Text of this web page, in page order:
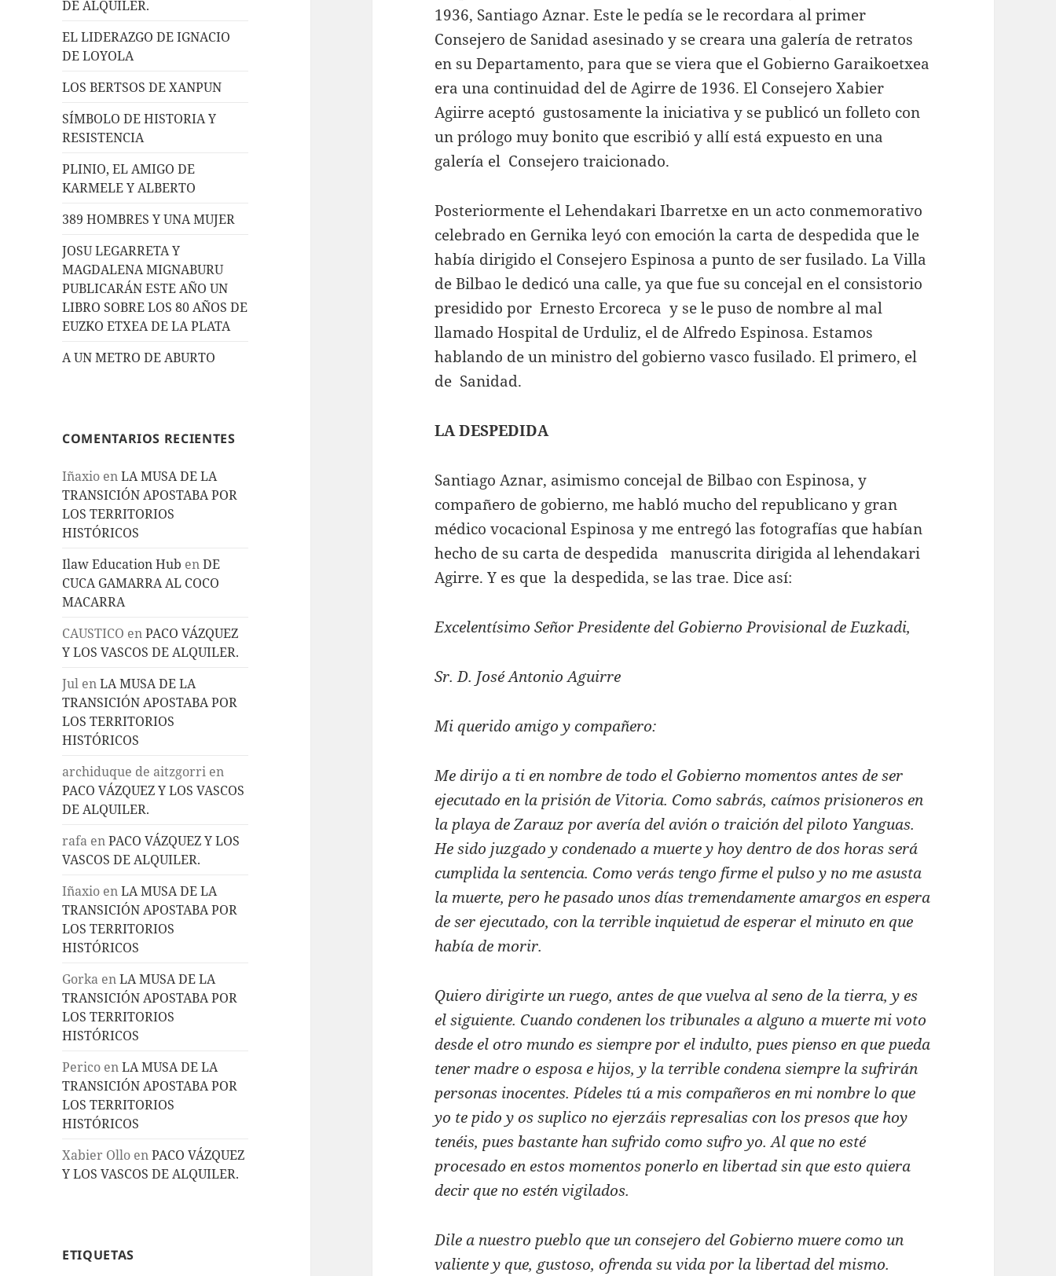
DE ALQUILER.
EL LIDERAZGO DE IGNACIO
DE LOYOLA
LOS BERTSOS DE XANPUN
SÍMBOLO DE HISTORIA Y
RESISTENCIA
PLINIO, EL AMIGO DE
KARMELE Y ALBERTO
389 HOMBRES Y UNA MUJER
JOSU LEGARRETA Y
MAGDALENA MIGNABURU
PUBLICARÁN ESTE AÑO UN
LIBRO SOBRE LOS 80 AÑOS DE
EUZKO ETXEA DE LA PLATA
A UN METRO DE ABURTO
COMENTARIOS RECIENTES
Iñaxio enLA MUSA DE LA
TRANSICIÓN APOSTABA POR
LOS TERRITORIOS
HISTÓRICOS
Ilaw Education Hub enDE
CUCA GAMARRA AL COCO
MACARRA
CAUSTICO enPACO VÁZQUEZ
Y LOS VASCOS DE ALQUILER.
Jul enLA MUSA DE LA
TRANSICIÓN APOSTABA POR
LOS TERRITORIOS
HISTÓRICOS
archiduque de aitzgorri en
PACO VÁZQUEZ Y LOS VASCOS
DE ALQUILER.
rafa enPACO VÁZQUEZ Y LOS
VASCOS DE ALQUILER.
Iñaxio enLA MUSA DE LA
TRANSICIÓN APOSTABA POR
LOS TERRITORIOS
HISTÓRICOS
Gorka enLA MUSA DE LA
TRANSICIÓN APOSTABA POR
LOS TERRITORIOS
HISTÓRICOS
Perico enLA MUSA DE LA
TRANSICIÓN APOSTABA POR
LOS TERRITORIOS
HISTÓRICOS
Xabier Ollo enPACO VÁZQUEZ
Y LOS VASCOS DE ALQUILER.
ETIQUETAS
1936, Santiago Aznar. Este le pedía se le recordara al primer
Consejero de Sanidad asesinado y se creara una galería de retratos
en su Departamento, para que se viera que el Gobierno Garaikoetxea
era una continuidad del de Agirre de 1936. El Consejero Xabier
Agiirre aceptó gustosamente la iniciativa y se publicó un folleto con
un prólogo muy bonito que escribió y allí está expuesto en una
galería el Consejero traicionado.
Posteriormente el Lehendakari Ibarretxe en un acto conmemorativo
celebrado en Gernika leyó con emoción la carta de despedida que le
había dirigido el Consejero Espinosa a punto de ser fusilado. La Villa
de Bilbao le dedicó una calle, ya que fue su concejal en el consistorio
presidido por Ernesto Ercoreca y se le puso de nombre al mal
llamado Hospital de Urduliz, el de Alfredo Espinosa. Estamos
hablando de un ministro del gobierno vasco fusilado. El primero, el
de Sanidad.
LA DESPEDIDA
Santiago Aznar, asimismo concejal de Bilbao con Espinosa, y
compañero de gobierno, me habló mucho del republicano y gran
médico vocacional Espinosa y me entregó las fotografías que habían
hecho de su carta de despedida manuscrita dirigida al lehendakari
Agirre. Y es que la despedida, se las trae. Dice así:
Excelentísimo Señor Presidente del Gobierno Provisional de Euzkadi,
Sr. D. José Antonio Aguirre
Mi querido amigo y compañero:
Me dirijo a ti en nombre de todo el Gobierno momentos antes de ser
ejecutado en la prisión de Vitoria. Como sabrás, caímos prisioneros en
la playa de Zarauz por avería del avión o traición del piloto Yanguas.
He sido juzgado y condenado a muerte y hoy dentro de dos horas será
cumplida la sentencia. Como verás tengo firme el pulso y no me asusta
la muerte, pero he pasado unos días tremendamente amargos en espera
de ser ejecutado, con la terrible inquietud de esperar el minuto en que
había de morir.
Quiero dirigirte un ruego, antes de que vuelva al seno de la tierra, y es
el siguiente. Cuando condenen los tribunales a alguno a muerte mi voto
desde el otro mundo es siempre por el indulto, pues pienso en que pueda
tener madre o esposa e hijos, y la terrible condena siempre la sufrirán
personas inocentes. Pídeles tú a mis compañeros en mi nombre lo que
yo te pido y os suplico no ejerzáis represalias con los presos que hoy
tenéis, pues bastante han sufrido como sufro yo. Al que no esté
procesado en estos momentos ponerlo en libertad sin que esto quiera
decir que no estén vigilados.
Dile a nuestro pueblo que un consejero del Gobierno muere como un
valiente y que, gustoso, ofrenda su vida por la libertad del mismo.